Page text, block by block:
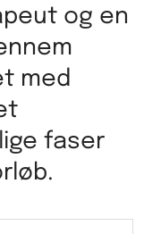
og en
med
faser